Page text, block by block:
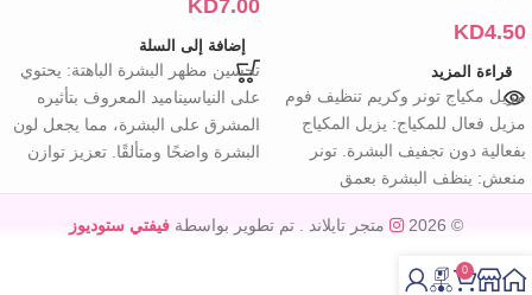
KD4.50
قراءة المزيد
مزيل مكياج تونر وكريم تنظيف فوم
مزيل فعال للمكياج: يزيل المكياج
بفعالية دون تجفيف البشرة. تونر
منعش: ينظف البشرة بعمق
KD7.00
إضافة إلى السلة
تحسين مظهر البشرة الباهتة: يحتوي
على النياسيناميد المعروف بتأثيره
المشرق على البشرة، مما يجعل لون
البشرة واضحًا ومتألقًا. تعزيز توازن
© 2026 متجر تايلاند . تم تطوير بواسطة فيفتي ستوديوز
0